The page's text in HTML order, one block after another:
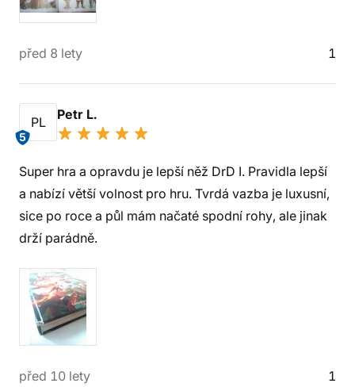
před 8 lety 1
PL
5
Petr L.
Super hra a opravdu je lepší něž DrD I. Pravidla lepší
a nabízí větší volnost pro hru. Tvrdá vazba je luxusní,
sice po roce a půl mám načaté spodní rohy, ale jinak
drží parádně.
před 10 lety 1